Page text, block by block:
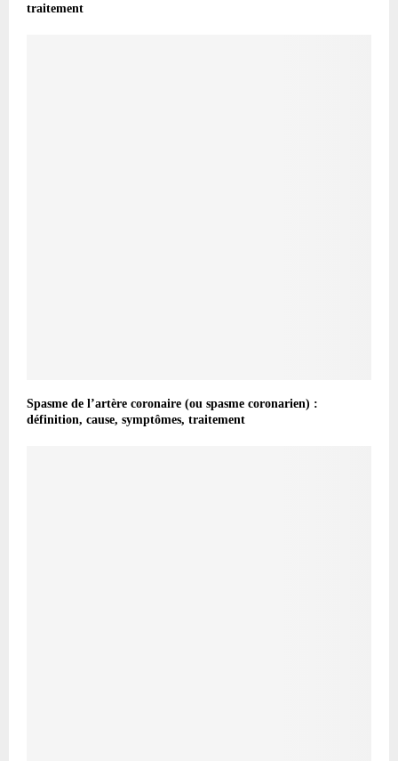
traitement
Spasme de l’artère coronaire (ou spasme coronarien) :
définition, cause, symptômes, traitement